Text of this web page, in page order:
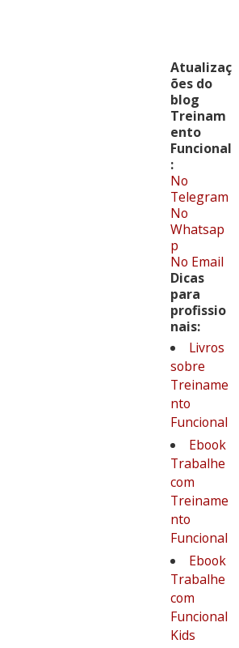
Atualizaç
ões do
blog
Treinam
ento
Funcional
:
No
Telegram
No
Whatsap
p
No Email
Dicas
para
profissio
nais:
Livros
sobre
Treiname
nto
Funcional
Ebook
Trabalhe
com
Treiname
nto
Funcional
Ebook
Trabalhe
com
Funcional
Kids